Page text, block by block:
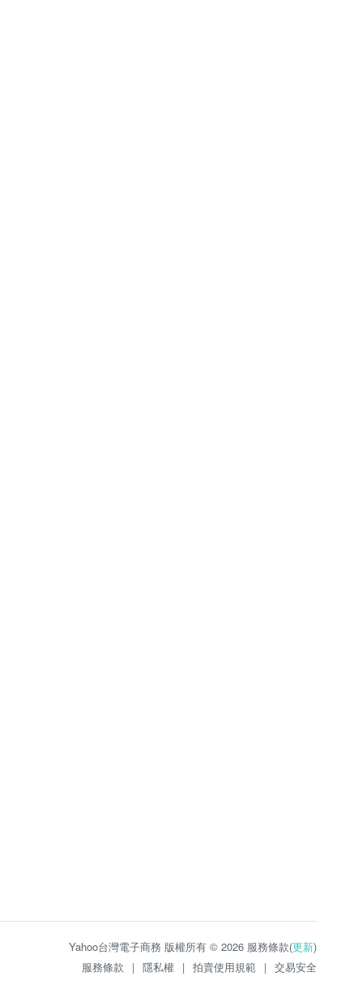
Yahoo台灣電子商務 版權所有 © 2026 服務條款(更新)
服務條款
| 隱私權 | 拍賣使用規範 | 交易安全